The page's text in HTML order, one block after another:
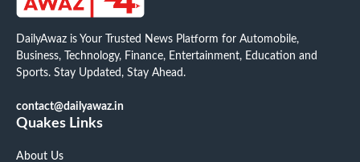
DailyAwaz is Your Trusted News Platform for Automobile,
Business, Technology, Finance, Entertainment, Education and
Sports. Stay Updated, Stay Ahead.
contact@dailyawaz.in
Quakes Links
About Us